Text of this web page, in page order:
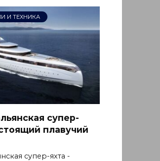
И ТЕХНИКА
супер-
плавучий
супер-яхта -